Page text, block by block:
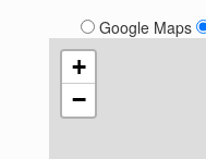
Google Maps
+
−